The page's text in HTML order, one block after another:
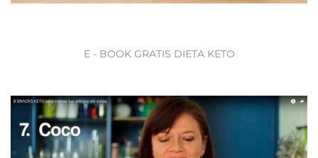
E - BOOK GRATIS DIETA KETO